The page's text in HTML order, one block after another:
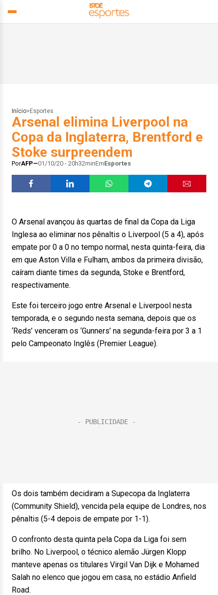
Início> Esportes
Arsenal elimina Liverpool na
Copa da Inglaterra, Brentford e
Stoke surpreendem
PorAFP 01/10/20 - 20h32minEmEsportes
O Arsenal avançou às quartas de final da Copa da Liga
Inglesa ao eliminar nos pênaltis o Liverpool (5 a 4), após
empate por 0 a 0 no tempo normal, nesta quinta-feira, dia
em que Aston Villa e Fulham, ambos da primeira divisão,
caíram diante times da segunda, Stoke e Brentford,
respectivamente.
Este foi terceiro jogo entre Arsenal e Liverpool nesta
temporada, e o segundo nesta semana, depois que os
‘Reds’ venceram os ‘Gunners’ na segunda-feira por 3 a 1
pelo Campeonato Inglês (Premier League).
Os dois também decidiram a Supecopa da Inglaterra
(Community Shield), vencida pela equipe de Londres, nos
pênaltis (5-4 depois de empate por 1-1).
O confronto desta quinta pela Copa da Liga foi sem
brilho. No Liverpool, o técnico alemão Jürgen Klopp
manteve apenas os titulares Virgil Van Dijk e Mohamed
Salah no elenco que jogou em casa, no estádio Anfield
Road.